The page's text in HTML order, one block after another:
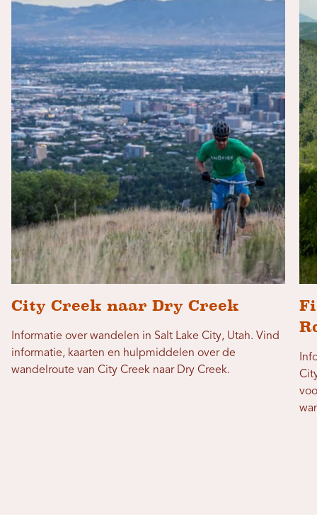
City Creek naar Dry Creek
Informatie over wandelen in Salt Lake City, Utah. Vind
informatie, kaarten en hulpmiddelen over de
wandelroute van City Creek naar Dry Creek.